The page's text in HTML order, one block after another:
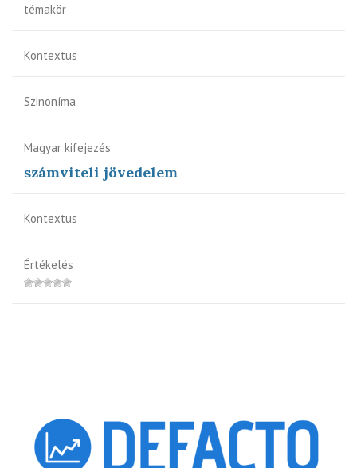
témakör
Kontextus
Szinoníma
Magyar kifejezés
számviteli jövedelem
Kontextus
Értékelés